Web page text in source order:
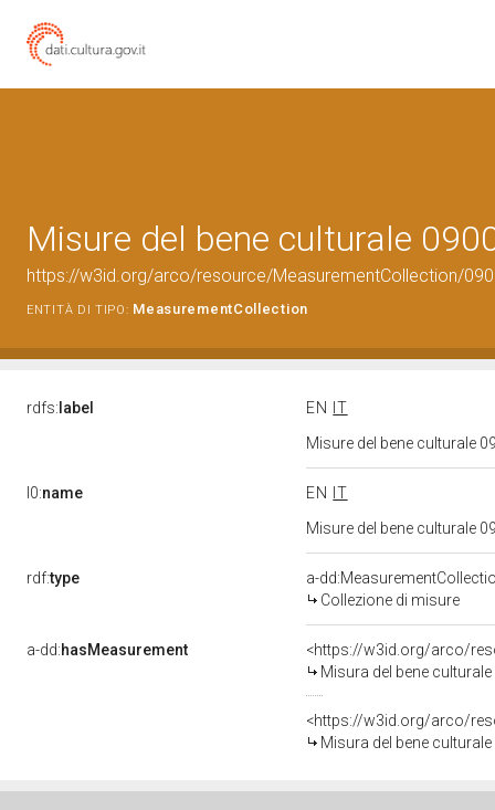
Misure del bene culturale
https://w3id.org/arco/resource/MeasurementCollection/
ENTITÀ DI TIPO: MeasurementCollection
rdfs: label EN
IT
Misure del bene culturale
l0:name EN
IT
Misure del bene culturale
rdf:type
a-
Collezione di misure
a-dd:hasMeasurement
<https://w3id.org/arco/
Misura del bene
<https://w3id.org/arco/
Misura del bene